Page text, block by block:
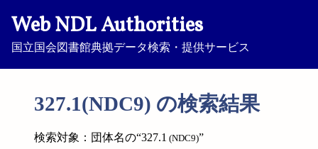
Web NDL Authorities
国立国会図書館典拠データ検索・提供サービス
327.1(NDC9) の検索結果
検索対象：団体名の“327.1 (NDC9)”